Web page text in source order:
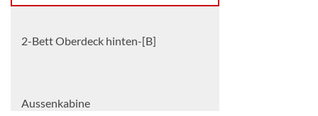
2-Bett Oberdeck hinten-[B]
Aussenkabine